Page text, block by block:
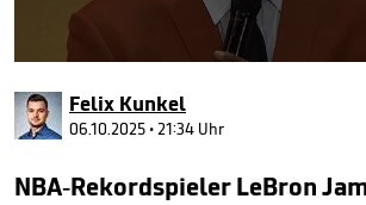
seconds
of
51
seconds
Felix Kunkel
06.10.2025 • 21:34 Uhr
NBA-Rekordspieler LeBron